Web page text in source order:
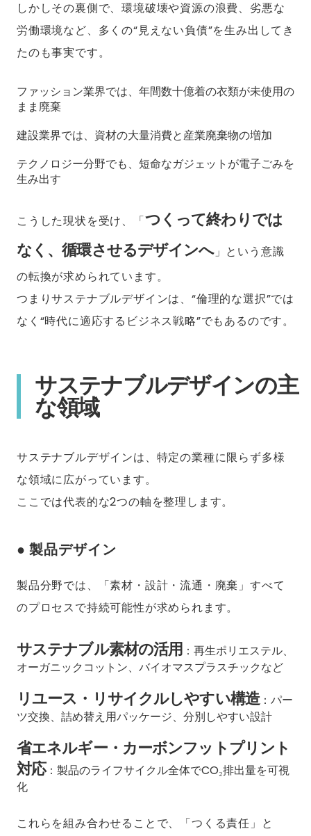
しかしその裏側で、環境破壊や資源の浪費、劣悪な
労働環境など、多くの“見えない負債”を生み出してき
たのも事実です。
ファッション業界では、年間数十億着の衣類が未使用の
まま廃棄
建設業界では、資材の大量消費と産業廃棄物の増加
テクノロジー分野でも、短命なガジェットが電子ごみを
生み出す
こうした現状を受け、「つくって終わりでは
なく、循環させるデザインへ」という意識
の転換が求められています。
つまりサステナブルデザインは、“倫理的な選択”では
なく“時代に適応するビジネス戦略”でもあるのです。
サステナブルデザインの主
な領域
サステナブルデザインは、特定の業種に限らず多様
な領域に広がっています。
ここでは代表的な2つの軸を整理します。
● 製品デザイン
製品分野では、「素材・設計・流通・廃棄」すべて
のプロセスで持続可能性が求められます。
サステナブル素材の活用 ：再生ポリエステル、
オーガニックコットン、バイオマスプラスチックなど
リユース・リサイクルしやすい構造：パー
ツ交換、詰め替え用パッケージ、分別しやすい設計
省エネルギー・カーボンフットプリント
対応：製品のライフサイクル全体でCO₂排出量を可視
化
これらを組み合わせることで、「つくる責任」と